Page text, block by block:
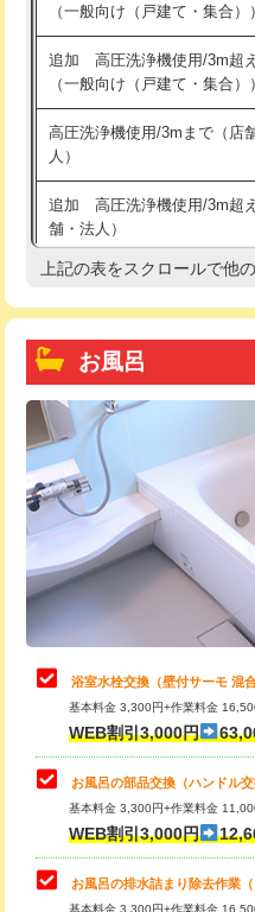
（一般向け（戸建て・集合））
追加 高圧洗浄機使用/3m超え
（一般向け（戸建て・集合））
高圧洗浄機使用/3mまで（店
人）
追加 高圧洗浄機使用/3m超
舗・法人）
高度高圧洗浄換
トーラー機使用/3mまで
追加トーラー機使用/3m超え
カメラ調査
桝清掃
止水・漏水調査・防水処理・
理・調整・分解・加工など（
止水・漏水調査・防水処理・
理・調整・分解・加工など（
止水・漏水調査・防水処理
理・調整・分解・加工など
トイレタンク脱着
トイレ便器脱着
タンクレストイレ脱着
上記の表をスクロールで他
お風呂
浴室水栓交換（壁付サーモ 混合
基本料金 3,300円+作業料金
WEB割引3,000円
お風呂の部品交換（ハンドル交
基本料金 3,300円+作業料金
WEB割引3,000円
お風呂の排水詰まり除去作業（
基本料金 3,300円+作業料金